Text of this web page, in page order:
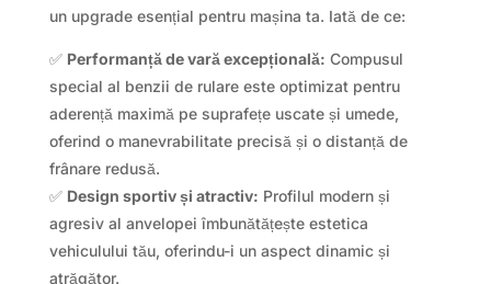
un upgrade esențial pentru mașina ta. Iată de ce:
✅ Performanță de vară excepțională: Compusul
special al benzii de rulare este optimizat pentru
aderență maximă pe suprafețe uscate și umede,
oferind o manevrabilitate precisă și o distanță de
frânare redusă.
✅ Design sportiv și atractiv: Profilul modern și
agresiv al anvelopei îmbunătățește estetica
vehiculului tău, oferindu-i un aspect dinamic și
atrăgător.